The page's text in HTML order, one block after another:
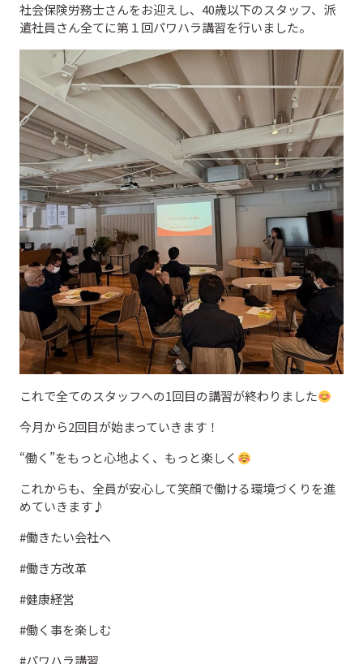
社会保険労務士さんをお迎えし、40歳以下のスタッフ、派
遣社員さん全てに第１回パワハラ講習を行いました。
これで全てのスタッフへの1回目の講習が終わりました
今月から2回目が始まっていきます！
“働く”をもっと心地よく、もっと楽しく
これからも、全員が安心して笑顔で働ける環境づくりを進
めていきます♪
#働きたい会社へ
#働き方改革
#健康経営
#働く事を楽しむ
#パワハラ講習